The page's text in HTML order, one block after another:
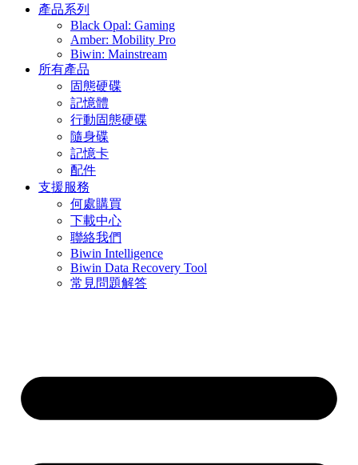
產品系列
Black Opal: Gaming
Amber: Mobility Pro
Biwin: Mainstream
所有產品
固態硬碟
記憶體
行動固態硬碟
隨身碟
記憶卡
配件
支援服務
何處購買
下載中心
聯絡我們
Biwin Intelligence
Biwin Data Recovery Tool
常見問題解答